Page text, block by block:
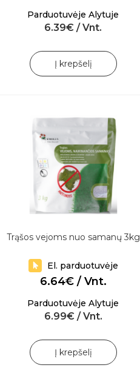
Parduotuvėje Alytuje
6.39€ / Vnt.
Į krepšelį
Trąšos vejoms nuo samanų 3kg
El. parduotuvėje
6.64€ / Vnt.
Parduotuvėje Alytuje
6.99€ / Vnt.
Į krepšelį